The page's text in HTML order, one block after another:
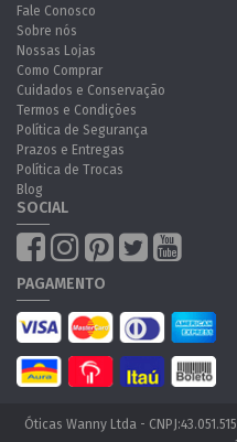
Fale Conosco
Sobre nós
Nossas Lojas
Como Comprar
Cuidados e Conservação
Termos e Condições
Política de Segurança
Prazos e Entregas
Política de Trocas
Blog
SOCIAL
PAGAMENTO
Óticas Wanny Ltda -